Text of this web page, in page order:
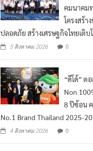
คมนาคม
โครงสร้า
ปลอดภัย สร้างเศรษฐกิจไทยเติบ
5 สิงหาคม 2026 0
“ดีโด้” ต
Non
8 ปีซ้อน ค
No.1 Brand Thailand 2025-
4 สิงหาคม 2026 0